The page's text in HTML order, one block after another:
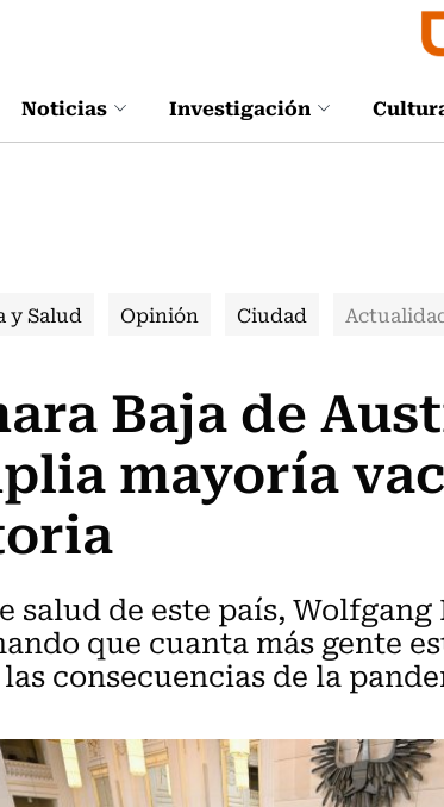
Noticias Investigación
y Salud Opinión Ciudad
Baja de
mayoría
salud de este país,
que cuanta más gente
consecuencias de la